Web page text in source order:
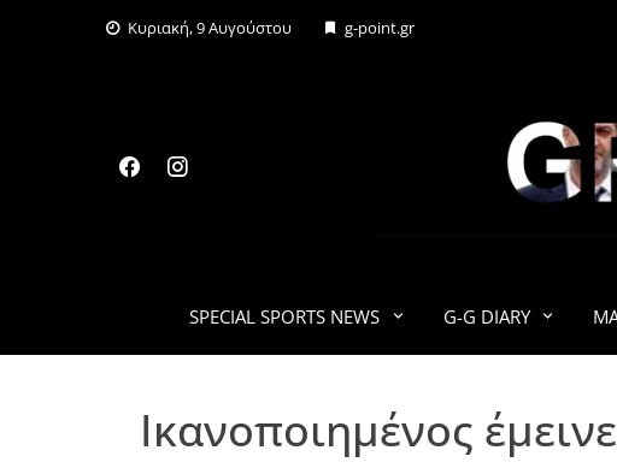
Κυριακή, 9 Αυγούστου g-point.gr
SPECIAL SPORTS NEWS G-G DIARY
Ικανοποιημένος